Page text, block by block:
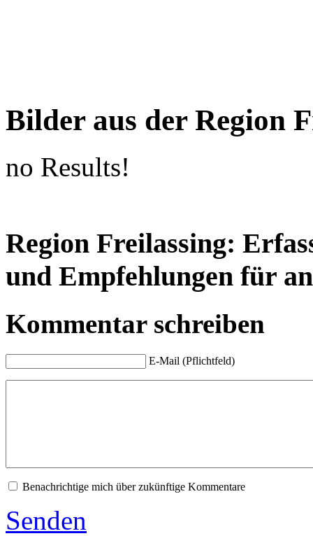
Bilder aus der Region
no Results!
Region Freilassing:
und Empfehlungen für
Kommentar schreiben
E-Mail (Pflichtfeld)
Benachrichtige mich über zukünftige Kommentare
Senden